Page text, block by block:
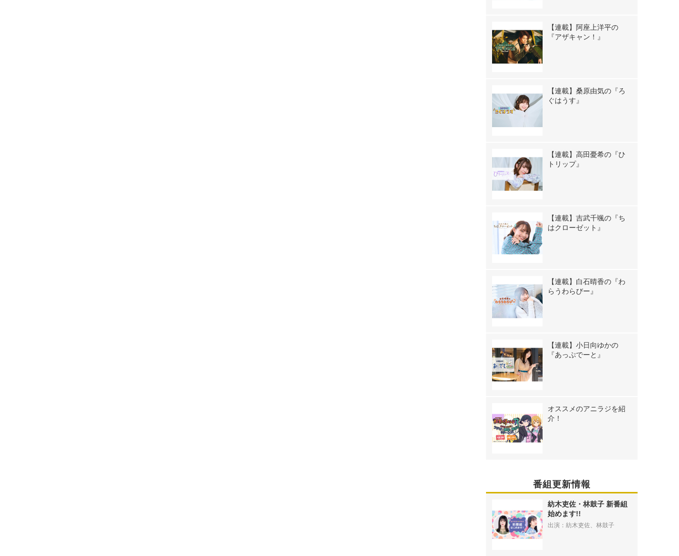
【連載】阿座上洋平の
『アザキャン！』
【連載】桑原由気の『ろ
ぐはうす』
【連載】高田憂希の『ひ
トリップ』
【連載】吉武千颯の『ち
はクローゼット』
【連載】白石晴香の『わ
らうわらびー』
【連載】小日向ゆかの
『あっぷでーと』
オススメのアニラジを紹
介！
番組更新情報
紡木吏佐・林鼓子 新番組
始めます!!
出演：紡木吏佐、林鼓子